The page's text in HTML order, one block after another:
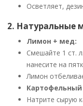
Осветляет,
2. Натуральные
Лимон + мед:
Смешайте 1 ст.
нанесите на
Лимон
Картофельный
Натрите сырую